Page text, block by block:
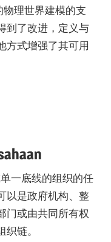
理世界建模的支
到了改进，定义与
方式增强了其可用
一底线的组织的任
以是政府机构、整
门或由共同所有权
链。